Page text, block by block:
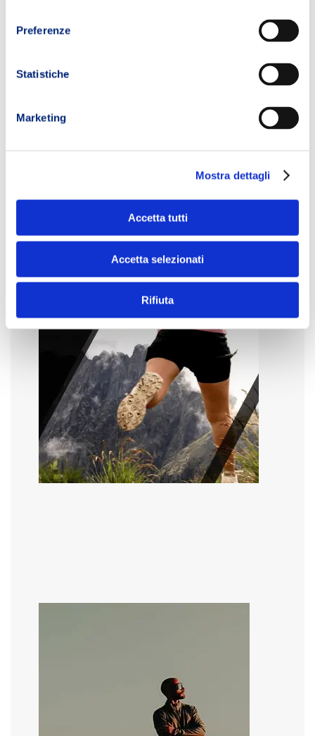
Preferenze
Statistiche
Marketing
Mostra dettagli
Accetta tutti
Accetta selezionati
Rifiuta